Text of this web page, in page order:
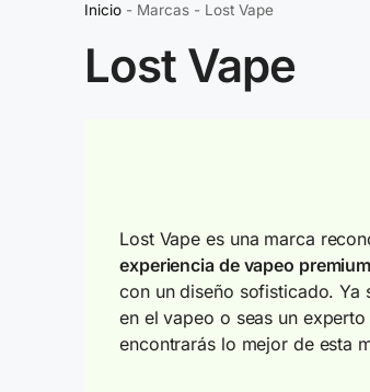
Inicio - Marcas - Lost Vape
Lost Vape
Lost Vape es una marca
experiencia de vapeo premium
con un diseño sofisticado. Ya
en el vapeo o seas un
encontrarás lo mejor de esta